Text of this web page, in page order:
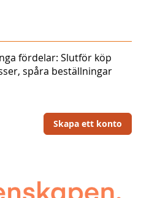
fördelar: Slutför köp
spåra beställningar
Skapa ett konto